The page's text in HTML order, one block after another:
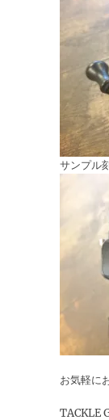
サンプル
お気軽に
TACKLE